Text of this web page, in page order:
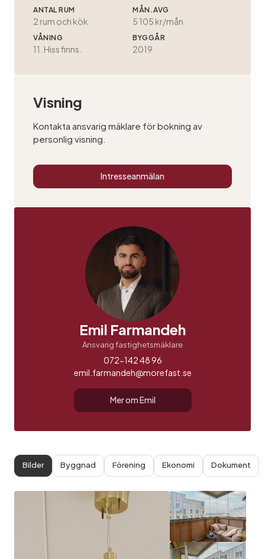
ANTAL RUM
2 rum och kök
MÅN.AVG
5 105 kr/mån
VÅNING
11. Hiss finns.
BYGGÅR
2019
Visning
Kontakta ansvarig mäklare för bokning av
personlig visning.
Intresseanmälan
Emil Farmandeh
Ansvarig fastighetsmäklare
072-142 48 96
emil.farmandeh@morefast.se
Mer om Emil
Bilder Byggnad Förening Ekonomi Dokument